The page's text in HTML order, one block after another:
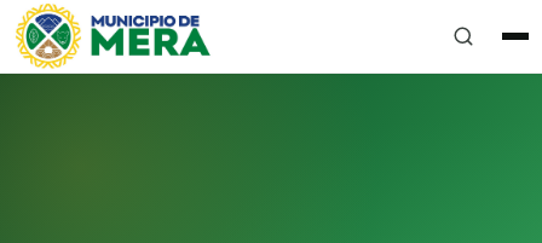
Gobierno Autónomo Descentralizado Municipal del